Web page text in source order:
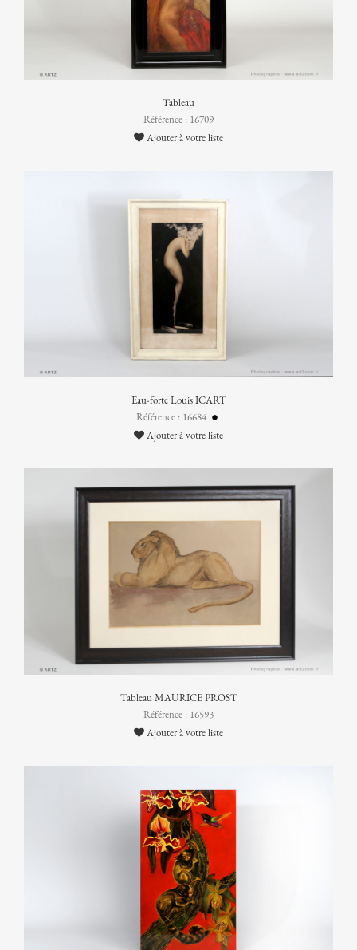
Tableau
Référence : 16709
Ajouter à votre liste
Eau-forte Louis ICART
Référence : 16684
Ajouter à votre liste
Tableau MAURICE PROST
Référence : 16593
Ajouter à votre liste